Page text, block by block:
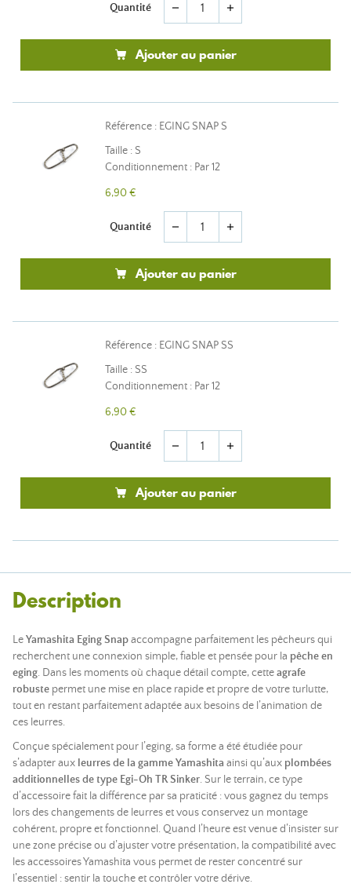
Quantité remove add
Ajouter au panier
Référence : EGING SNAP S
Taille : S
Conditionnement : Par 12
6,90 €
Quantité remove add
Ajouter au panier
Référence : EGING SNAP SS
Taille : SS
Conditionnement : Par 12
6,90 €
Quantité remove add
Ajouter au panier
Description
LeYamashita Eging Snapaccompagne parfaitement les pêcheurs qui
recherchent une connexion simple, fiable et pensée pour la pêche en
eging. Dans les moments où chaque détail compte, cetteagrafe
robuste permet une mise en place rapide et propre de votre turlutte,
tout en restant parfaitement adaptée aux besoins de l’animation de
ces leurres.
Conçue spécialement pour l’eging, sa forme a été étudiée pour
s’adapter aux leurres de la gamme Yamashita ainsi qu’aux plombées
additionnelles de type Egi-Oh TR Sinker. Sur le terrain, ce type
d’accessoire fait la différence par sa praticité : vous gagnez du temps
lors des changements de leurres et vous conservez un montage
cohérent, propre et fonctionnel. Quand l’heure est venue d’insister sur
une zone précise ou d’ajuster votre présentation, la compatibilité avec
les accessoires Yamashita vous permet de rester concentré sur
l’essentiel : sentir la touche et contrôler votre dérive.